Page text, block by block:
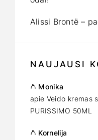
Alissi Brontë –
NAUJAUSI
Monika
apie Veido kremas
PURISSIMO 50ML
Kornelija